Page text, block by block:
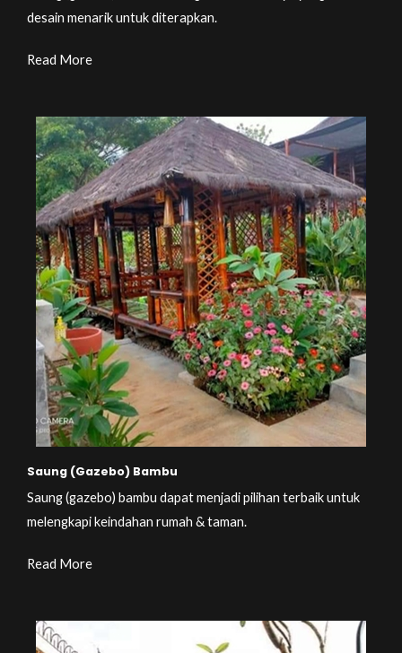
desain menarik untuk diterapkan.
Read More
Saung (Gazebo) Bambu
Saung (gazebo) bambu dapat menjadi pilihan terbaik untuk
melengkapi keindahan rumah & taman.
Read More